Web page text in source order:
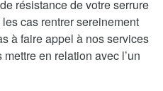
résistance de votre serrure
cas rentrer sereinement
à faire appel à nos services
en relation avec l’un